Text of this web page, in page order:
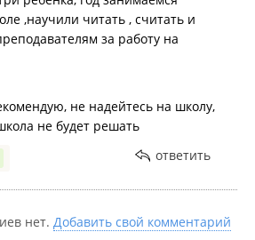
,научили читать , считать и
за работу на
не надейтесь на школу,
не будет решать
ответить
нет. Добавить свой комментарий